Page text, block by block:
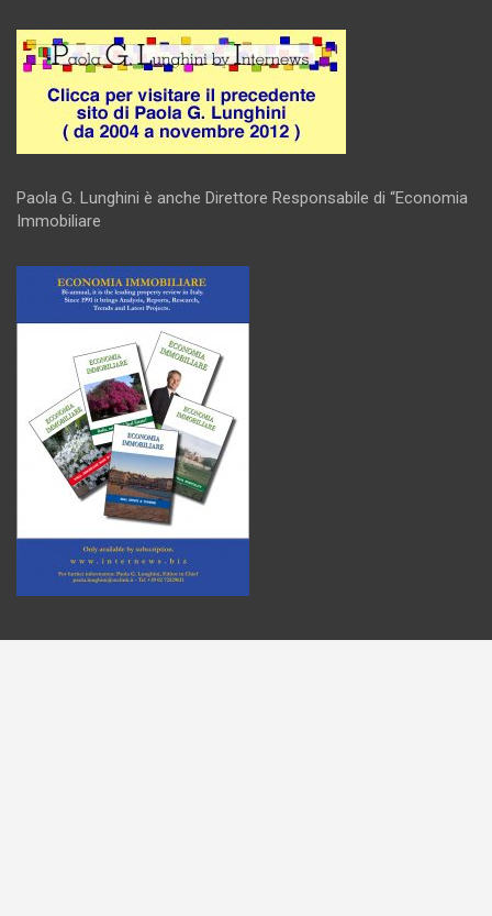
Paola G. Lunghini è anche Direttore Responsabile di “Economia
Immobiliare